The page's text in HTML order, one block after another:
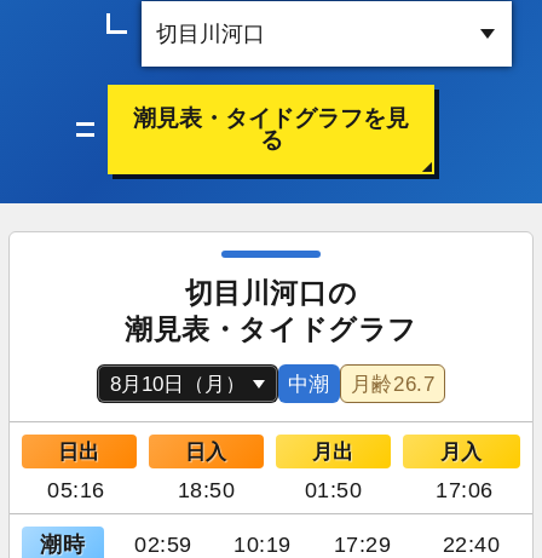
潮見表・タイドグラフを見
る
切目川河口の
潮見表・タイドグラフ
中潮 月齢26.7
日出 日入 月出 月入
05:16 18:50 01:50 17:06
潮時 02:59 10:19 17:29 22:40